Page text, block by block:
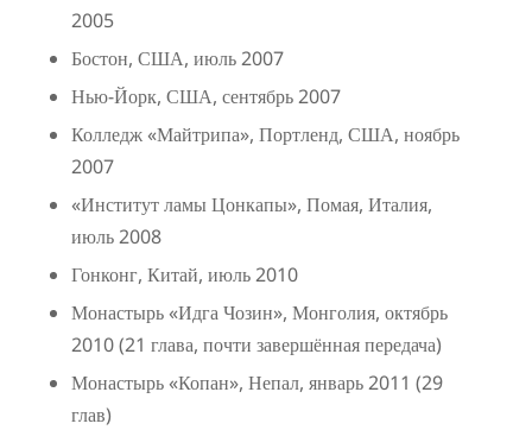
2005
Бостон, США, июль 2007
Нью-Йорк, США, сентябрь 2007
Колледж «Майтрипа», Портленд, США, ноябрь
2007
«Институт ламы Цонкапы», Помая, Италия,
июль 2008
Гонконг, Китай, июль 2010
Монастырь «Идга Чозин», Монголия, октябрь
2010 (21 глава, почти завершённая передача)
Монастырь «Копан», Непал, январь 2011 (29
глав)